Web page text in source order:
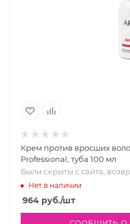
Крем против вросших
Professional, туба 100 мл
Были скрыты с сайта,
Нет в наличии
964 руб./шт